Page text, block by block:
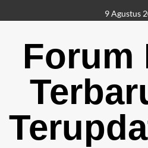
to
9 Agustus
Forum